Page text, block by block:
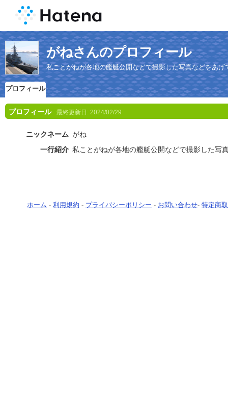
がねさんのプロフィール
私ことがねが各地の艦艇公開などで撮影した写真などをあげ
プロフィール
プロフィール 最終更新日: 2024/02/29
ニックネーム がね
一行紹介 私ことがねが各地の艦艇公開などで撮影した写
ホーム - 利用規約 - プライバシーポリシー - お問い合わせ- 特定商